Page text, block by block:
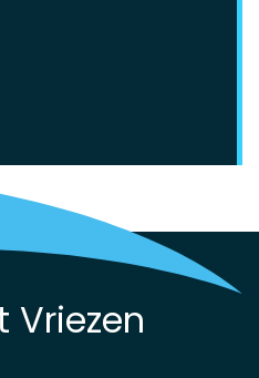
Vriezen